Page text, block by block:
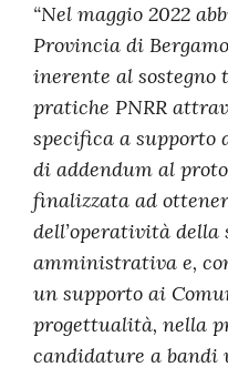
“Nel maggio 2022
Provincia di
inerente al
pratiche PNRR
specifica a supporto
di addendum al
finalizzata ad
dell’operatività
amministrativa e,
un supporto ai
progettualità, nella
candidature a bandi